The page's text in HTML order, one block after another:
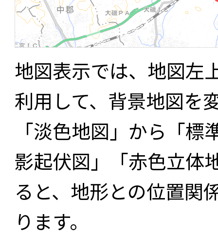
地図表示では、地図左
利用して、背景地図を
「淡色地図」から「
影起伏図」「赤色立体
ると、地形との位置関
ります。